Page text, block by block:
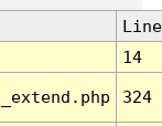
Line
14
324